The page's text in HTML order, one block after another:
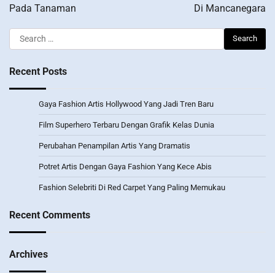
Pada Tanaman
Di Mancanegara
Search
for:
Recent Posts
Gaya Fashion Artis Hollywood Yang Jadi Tren Baru
Film Superhero Terbaru Dengan Grafik Kelas Dunia
Perubahan Penampilan Artis Yang Dramatis
Potret Artis Dengan Gaya Fashion Yang Kece Abis
Fashion Selebriti Di Red Carpet Yang Paling Memukau
Recent Comments
Archives